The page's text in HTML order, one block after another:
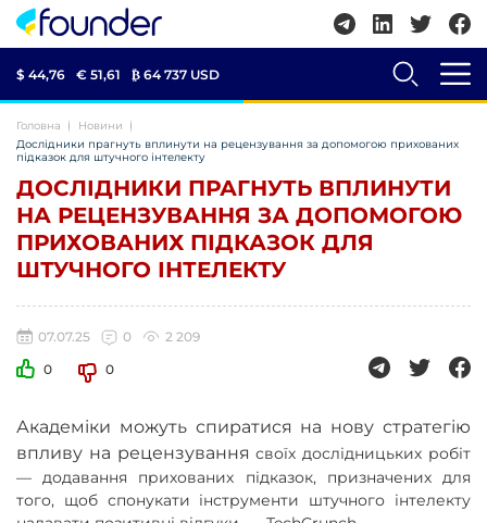
$ 44,76 € 51,61 ₿ 64 737 USD
Головна
Новини
Дослідники прагнуть вплинути на рецензування за допомогою прихованих
підказок для штучного інтелекту
ДОСЛІДНИКИ ПРАГНУТЬ ВПЛИНУТИ
НА РЕЦЕНЗУВАННЯ ЗА ДОПОМОГОЮ
ПРИХОВАНИХ ПІДКАЗОК ДЛЯ
ШТУЧНОГО ІНТЕЛЕКТУ
07.07.25 0
2 209
0
0
Академіки можуть спиратися на нову стратегію
впливу на рецензуваннясвоїх дослідницьких робіт
— додавання прихованих підказок, призначених для
того, щоб спонукати інструменти штучного інтелекту